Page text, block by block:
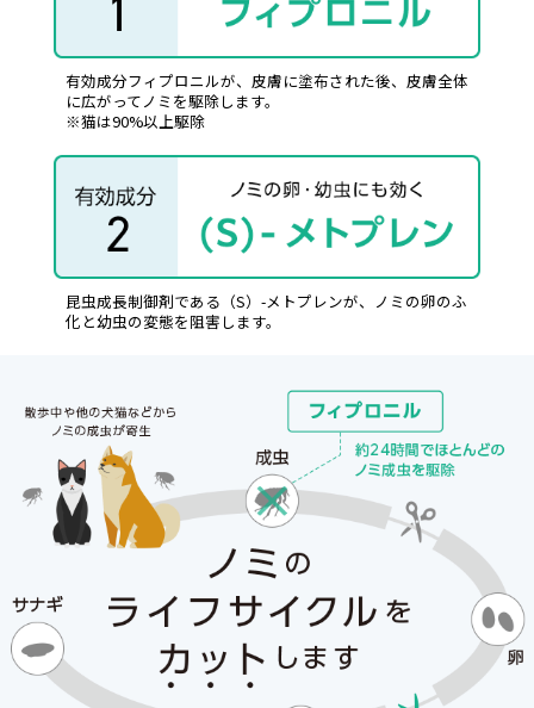
有効成分フィプロニルが、皮膚に塗布された後、皮膚全体
に広がってノミを駆除します。
※猫は90%以上駆除
昆虫成長制御剤である（S）-メトプレンが、ノミの卵のふ
化と幼虫の変態を阻害します。